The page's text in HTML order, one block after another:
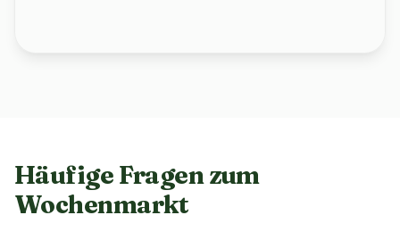
Häufige Fragen zum
Wochenmarkt